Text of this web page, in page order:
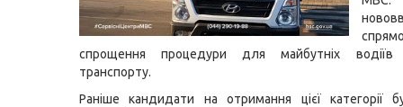
спрощення процедури для майбутніх водіїв
транспорту.
Раніше кандидати на отримання цієї категорії